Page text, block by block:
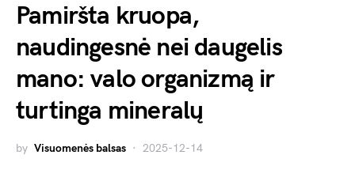
Pamiršta kruopa,
naudingesnė nei daugelis
mano: valo organizmą ir
turtinga mineralų
by Visuomenės balsas 2025-12-14